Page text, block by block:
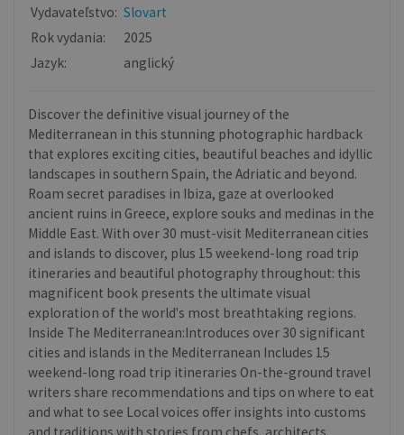
Vydavateľstvo: Slovart
Rok vydania:
2025
Jazyk:
anglický
Discover the definitive visual journey of the
Mediterranean in this stunning photographic hardback
that explores exciting cities, beautiful beaches and idyllic
landscapes in southern Spain, the Adriatic and beyond.
Roam secret paradises in Ibiza, gaze at overlooked
ancient ruins in Greece, explore souks and medinas in the
Middle East. With over 30 must-visit Mediterranean cities
and islands to discover, plus 15 weekend-long road trip
itineraries and beautiful photography throughout: this
magnificent book presents the ultimate visual
exploration of the world's most breathtaking regions.
Inside The Mediterranean:Introduces over 30 significant
cities and islands in the Mediterranean Includes 15
weekend-long road trip itineraries On-the-ground travel
writers share recommendations and tips on where to eat
and what to see Local voices offer insights into customs